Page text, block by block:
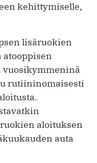
kehittymiselle,
lisäruokien
atooppisen
rutiininomaisesti
aloituksen
auta